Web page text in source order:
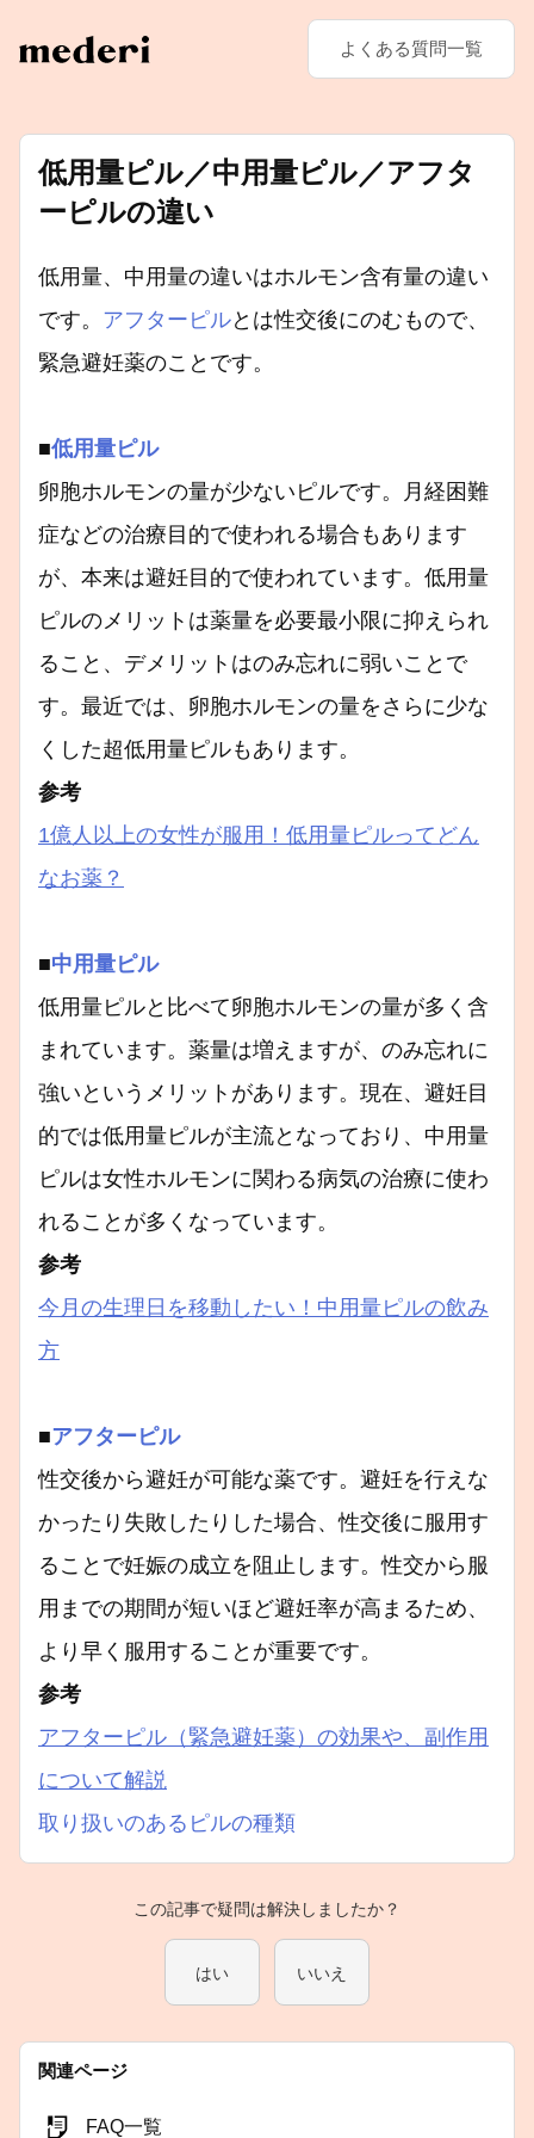
よくある質問一覧
低用量ピル／中用量ピル／アフタ
ーピルの違い
低用量、中用量の違いはホルモン含有量の違い
です。 アフターピルとは性交後にのむもので、
緊急避妊薬のことです。
■低用量ピル
卵胞ホルモンの量が少ないピルです。月経困難
症などの治療目的で使われる場合もあります
が、本来は避妊目的で使われています。低用量
ピルのメリットは薬量を必要最小限に抑えられ
ること、デメリットはのみ忘れに弱いことで
す。最近では、卵胞ホルモンの量をさらに少な
くした超低用量ピルもあります。
参考
1億人以上の女性が服用！低用量ピルってどん
なお薬？
■中用量ピル
低用量ピルと比べて卵胞ホルモンの量が多く含
まれています。薬量は増えますが、のみ忘れに
強いというメリットがあります。現在、避妊目
的では低用量ピルが主流となっており、中用量
ピルは女性ホルモンに関わる病気の治療に使わ
れることが多くなっています。
参考
今月の生理日を移動したい！中用量ピルの飲み
方
■アフターピル
性交後から避妊が可能な薬です。避妊を行えな
かったり失敗したりした場合、性交後に服用す
ることで妊娠の成立を阻止します。性交から服
用までの期間が短いほど避妊率が高まるため、
より早く服用することが重要です。
参考
アフターピル（緊急避妊薬）の効果や、副作用
について解説
取り扱いのあるピルの種類
この記事で疑問は解決しましたか？
はい いいえ
関連ページ
FAQ一覧